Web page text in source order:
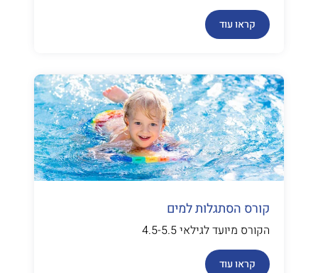
קראו עוד
קורס הסתגלות למים
הקורס מיועד לגילאי 4.5-5.5
קראו עוד